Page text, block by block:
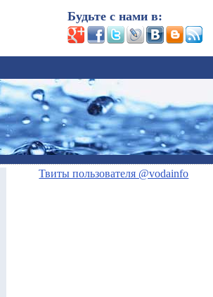
Будьте с нами в:
Твиты пользователя @vodainfo